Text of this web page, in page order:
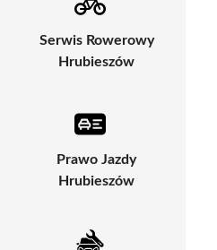
Serwis Rowerowy
Hrubieszów
Prawo Jazdy
Hrubieszów